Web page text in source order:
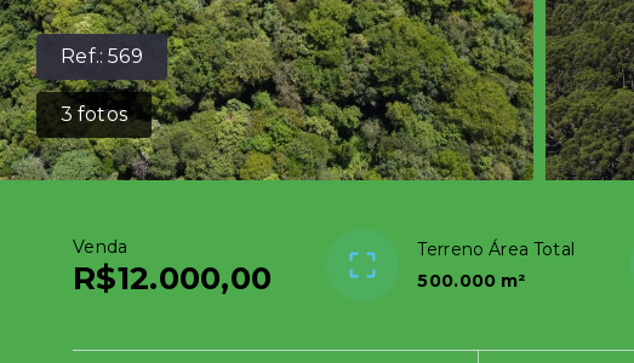
Ref.:569
3 fotos
Venda
R$12.000,00
Terreno Área Total
500.000 m²